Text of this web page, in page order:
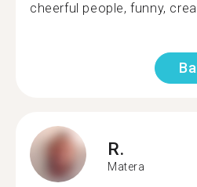
cheerful people, funny,
R.
Matera